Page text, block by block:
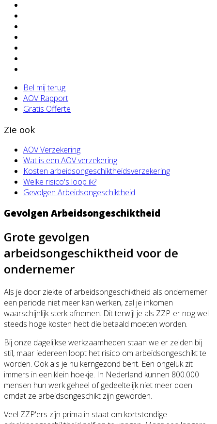
Bel mij terug
AOV Rapport
Gratis Offerte
Zie ook
AOV Verzekering
Wat is een AOV verzekering
Kosten arbeidsongeschiktheidsverzekering
Welke risico's loop ik?
Gevolgen Arbeidsongeschiktheid
Gevolgen Arbeidsongeschiktheid
Grote gevolgen
arbeidsongeschiktheid voor de
ondernemer
Als je door ziekte of arbeidsongeschiktheid als ondernemer
een periode niet meer kan werken, zal je inkomen
waarschijnlijk sterk afnemen. Dit terwijl je als ZZP-er nog wel
steeds hoge kosten hebt die betaald moeten worden.
Bij onze dagelijkse werkzaamheden staan we er zelden bij
stil, maar iedereen loopt het risico om arbeidsongeschikt te
worden. Ook als je nu kerngezond bent. Een ongeluk zit
immers in een klein hoekje. In Nederland kunnen 800.000
mensen hun werk geheel of gedeeltelijk niet meer doen
omdat ze arbeidsongeschikt zijn geworden.
Veel ZZP'ers zijn prima in staat om kortstondige